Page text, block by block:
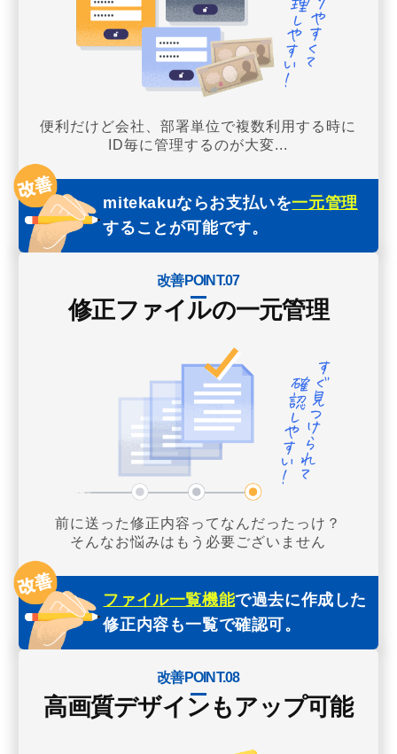
便利だけど会社、部署単位で複数利用する時に
ID毎に管理するのが大変...
mitekakuならお支払いを一元管理
することが可能です。
改善POINT.07
修正ファイルの一元管理
前に送った修正内容ってなんだったっけ？
そんなお悩みはもう必要ございません
ファイル一覧機能で過去に作成した
修正内容も一覧で確認可。
改善POINT.08
高画質デザインもアップ可能